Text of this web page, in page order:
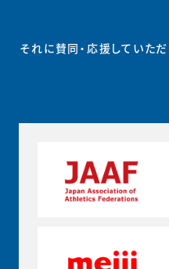
それに賛同・応援していた